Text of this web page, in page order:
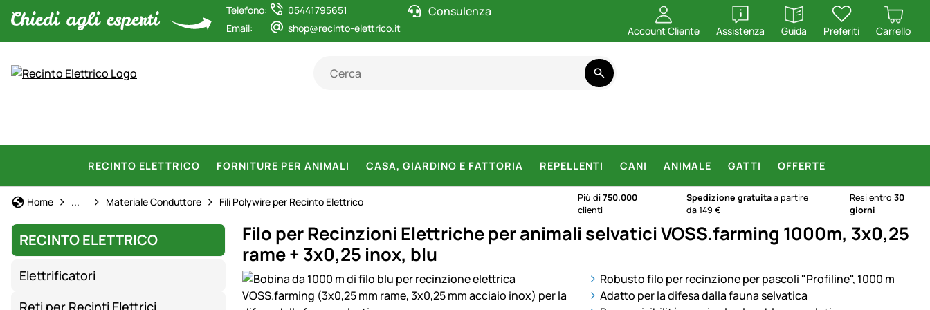
Telefono:
05441795651
Email:
shop@recinto-elettrico.it
Consulenza
Account Cliente Assistenza
apri
Guida
apri
Preferiti Carrello
RECINTO ELETTRICO FORNITURE PER ANIMALI CASA, GIARDINO E FATTORIA REPELLENTI CANI ANIMALE GATTI OFFERTE
Home Recinto Elettrico
... Materiale Conduttore Fili Polywire per Recinto Elettrico Più di750.000
clienti
Spedizione gratuitaa partire
da 149 €
Resi entro30
giorni
RECINTO ELETTRICO
Elettrificatori
Reti per Recinti Elettrici
Filo per Recinzioni Elettriche per animali selvatici VOSS.farming 1000m, 3x0,25
rame + 3x0,25 inox, blu
Galleria prodotti
Robusto filo per recinzione per pascoli "Profiline", 1000 m
Adatto per la difesa dalla fauna selvatica